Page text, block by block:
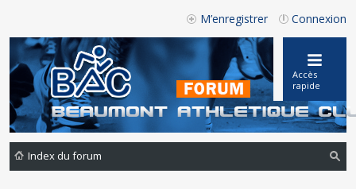
Connexion
M’enregistrer
Accès
rapide
Index du forum